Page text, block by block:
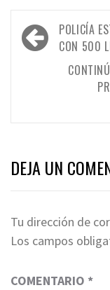
Navegación
de
entradas
POLICÍA
CON 500
DEJA UN
Tu dirección de
Los campos
COMENTARIO *